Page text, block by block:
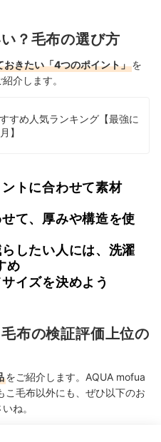
？毛布の選び方
きたい「4つのポイント」を
介します。
すめ人気ランキング【最強に
】
トに合わせて素材
て、厚みや構造を使
したい人には、洗濯
め
イズを決めよう
布の検証評価上位の
をご紹介します。AQUA mofua
こ毛布以外にも、ぜひ以下のお
ね。